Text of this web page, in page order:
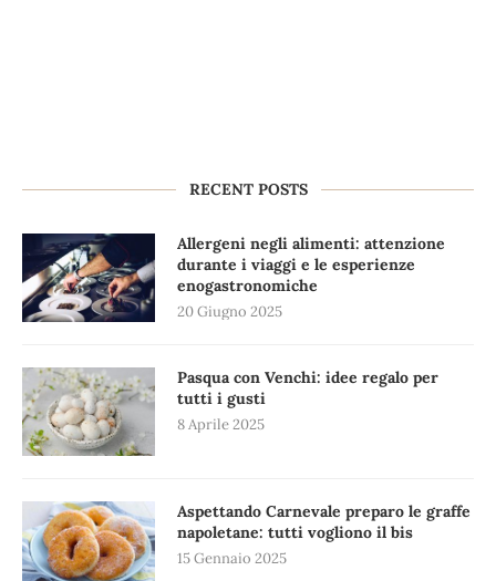
RECENT POSTS
Allergeni negli alimenti: attenzione
durante i viaggi e le esperienze
enogastronomiche
20 Giugno 2025
Pasqua con Venchi: idee regalo per
tutti i gusti
8 Aprile 2025
Aspettando Carnevale preparo le graffe
napoletane: tutti vogliono il bis
15 Gennaio 2025